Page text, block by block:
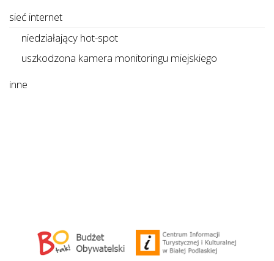
sieć internet
niedziałający hot-spot
uszkodzona kamera monitoringu miejskiego
inne